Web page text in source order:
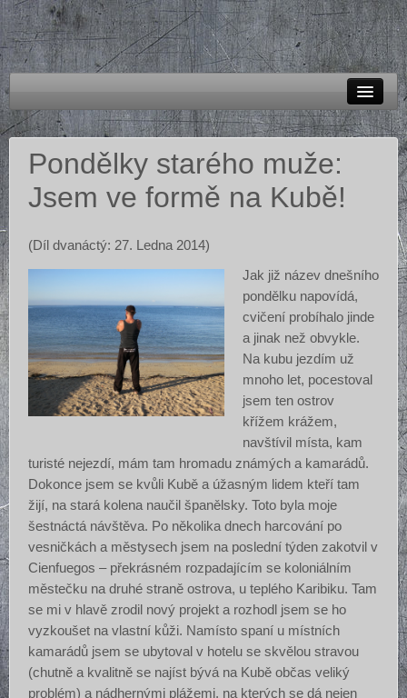
O mně
Blog
Crossfit
Výživa
Kontakt
Pondělky starého muže:
Jsem ve formě na Kubě!
(Díl dvanáctý: 27. Ledna 2014)
Jak již název dnešního
pondělku napovídá,
cvičení probíhalo jinde
a jinak než obvykle.
Na kubu jezdím už
mnoho let, pocestoval
jsem ten ostrov
křížem krážem,
navštívil místa, kam
turisté nejezdí, mám tam hromadu známých a kamarádů.
Dokonce jsem se kvůli Kubě a úžasným lidem kteří tam
žijí, na stará kolena naučil španělsky. Toto byla moje
šestnáctá návštěva. Po několika dnech harcování po
vesničkách a městysech jsem na poslední týden zakotvil v
Cienfuegos – překrásném rozpadajícím se koloniálním
městečku na druhé straně ostrova, u teplého Karibiku. Tam
se mi v hlavě zrodil nový projekt a rozhodl jsem se ho
vyzkoušet na vlastní kůži. Namísto spaní u místních
kamarádů jsem se ubytoval v hotelu se skvělou stravou
(chutně a kvalitně se najíst bývá na Kubě občas veliký
problém) a nádhernými plážemi, na kterých se dá nejen